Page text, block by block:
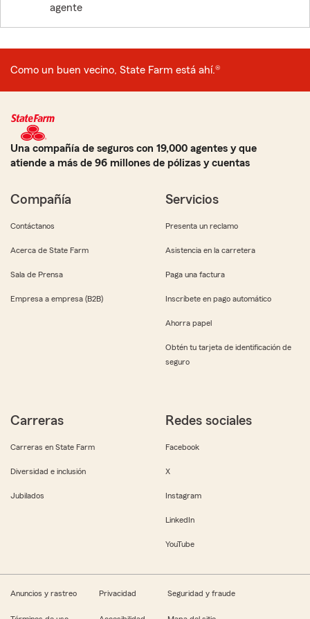
agente
Como un buen vecino, State Farm está ahí.®
Una compañía de seguros con 19,000 agentes y que
atiende a más de 96 millones de pólizas y cuentas
Compañía
Contáctanos
Acerca de State Farm
Sala de Prensa
Empresa a empresa (B2B)
Servicios
Presenta un reclamo
Asistencia en la carretera
Paga una factura
Inscríbete en pago automático
Ahorra papel
Obtén tu tarjeta de identificación de
seguro
Carreras
Carreras en State Farm
Diversidad e inclusión
Jubilados
Redes sociales
Facebook
X
Instagram
LinkedIn
YouTube
Anuncios y rastreo Privacidad Seguridad y fraude